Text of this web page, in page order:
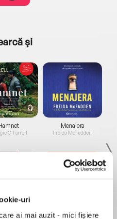
uri
ai mai auzit - mici fișiere
și
O'Farrell
îmbracă de
Menajera
Freida McFadden
Migdală